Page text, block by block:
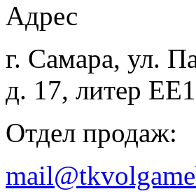
Адрес
г. Самара, ул.
д. 17, литер
Отдел продаж: